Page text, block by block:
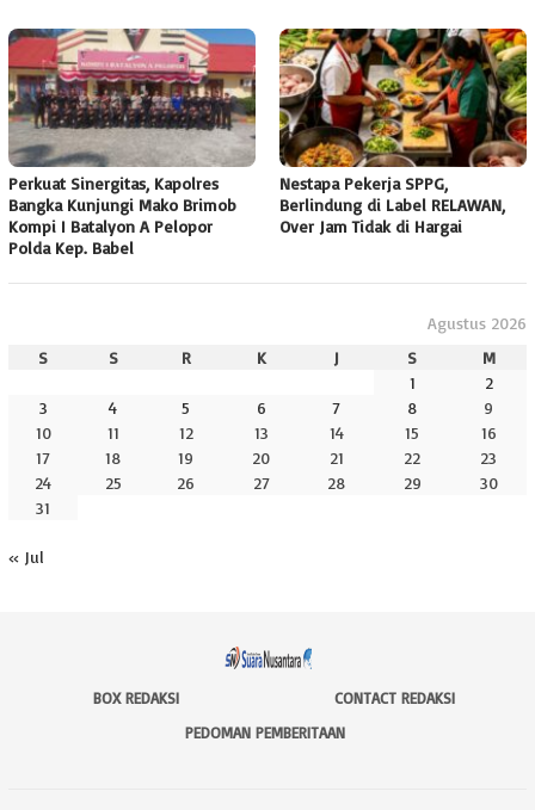
Perkuat Sinergitas, Kapolres
Bangka Kunjungi Mako Brimob
Kompi I Batalyon A Pelopor
Polda Kep. Babel
Nestapa Pekerja SPPG,
Berlindung di Label RELAWAN,
Over Jam Tidak di Hargai
Agustus 2026
S
S R K J S
M
1
2
3
4 5 6 7 8
9
10
11 12 13 14 15
16
17
18 19 20 21 22
23
24
25 26 27 28 29
30
31
« Jul
BOX REDAKSI
CONTACT REDAKSI
PEDOMAN PEMBERITAAN